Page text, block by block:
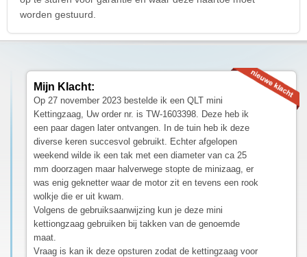
worden gestuurd.
Mijn Klacht:
Op 27 november 2023 bestelde ik een QLT mini
Kettingzaag, Uw order nr. is TW-1603398. Deze heb ik
een paar dagen later ontvangen. In de tuin heb ik deze
diverse keren succesvol gebruikt. Echter afgelopen
weekend wilde ik een tak met een diameter van ca 25
mm doorzagen maar halverwege stopte de minizaag, er
was enig geknetter waar de motor zit en tevens een rook
wolkje die er uit kwam.
Volgens de gebruiksaanwijzing kun je deze mini
kettiongzaag gebruiken bij takken van de genoemde
maat.
Vraag is kan ik deze opsturen zodat de kettingzaag voor